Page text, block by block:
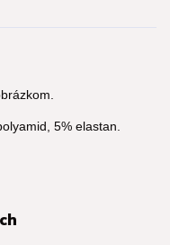
5% elastan.